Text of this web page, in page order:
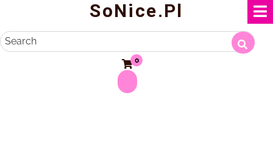
content
SoNice.pl
Search
0